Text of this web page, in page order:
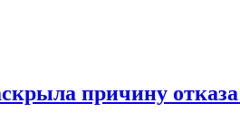
причину отказа